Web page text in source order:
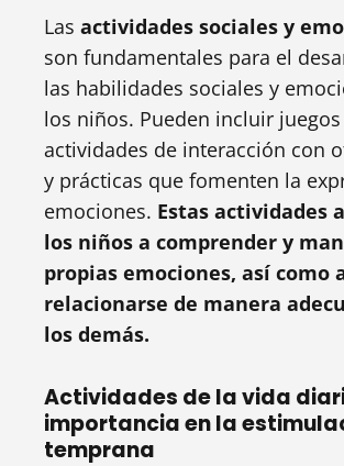
Las actividades sociales y
son fundamentales para el
las habilidades sociales y
los niños. Pueden incluir
actividades de interacción con
y prácticas que fomenten la
emociones. Estas actividades
los niños a comprender y
propias emociones, así como
relacionarse de manera
los demás.
Actividades de la vida
importancia en la
temprana